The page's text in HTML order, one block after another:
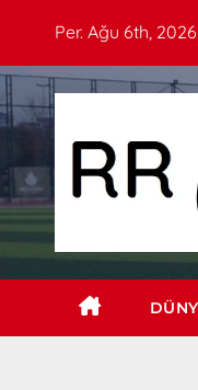
Per. Ağu 6th, 2026